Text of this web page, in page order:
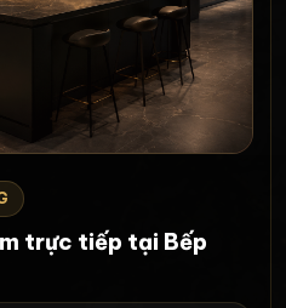
trực tiếp tại Bếp